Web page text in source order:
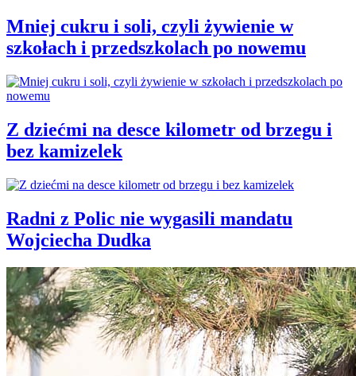
Mniej cukru i soli, czyli żywienie w
szkołach i przedszkolach po nowemu
Z dziećmi na desce kilometr od brzegu i
bez kamizelek
Radni z Polic nie wygasili mandatu
Wojciecha Dudka